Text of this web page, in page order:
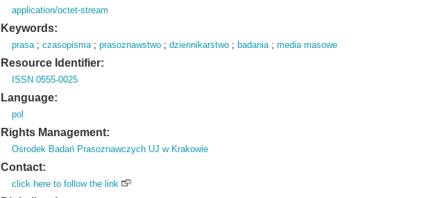
application/octet-stream
Keywords:
prasa;czasopisma;prasoznawstwo ;dziennikarstwo ; badania;media masowe
Resource Identifier:
ISSN 0555-0025
Language:
pol
Rights Management:
Ośrodek Badań Prasoznawczych UJ w Krakowie
Contact:
click here to follow the link